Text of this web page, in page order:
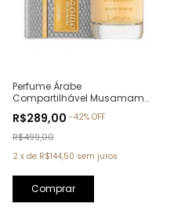
Perfume Árabe
Compartilhável Musamam
Parfum - 100ml
R$289,00 -42% OFF
R$499,00
2 x de R$144,50 sem juros